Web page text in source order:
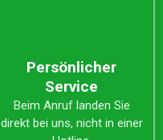
Persönlicher
Service
Beim Anruf landen Sie
direkt bei uns, nicht in einer